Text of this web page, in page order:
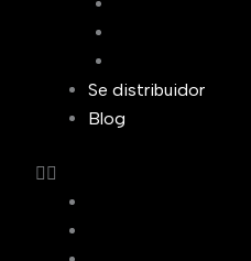
Se distribuidor
Blog